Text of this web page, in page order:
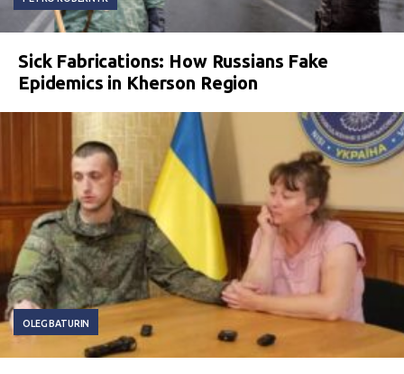
Sick Fabrications: How Russians Fake
Epidemics in Kherson Region
OLEG BATURIN